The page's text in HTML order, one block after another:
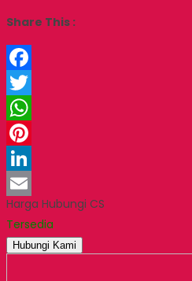
Share This :
Facebook
Twitter
WhatsApp
Pinterest
LinkedIn
Email
Harga Hubungi CS
Tersedia
Hubungi Kami